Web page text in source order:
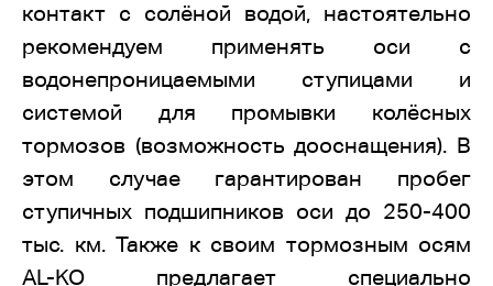
контакт с солёной водой, настоятельно
рекомендуем применять оси с
водонепроницаемыми ступицами и
системой для промывки колёсных
тормозов (возможность дооснащения). В
этом случае гарантирован пробег
ступичных подшипников оси до 250-400
тыс. км. Также к своим тормозным осям
AL-KO предлагает специально